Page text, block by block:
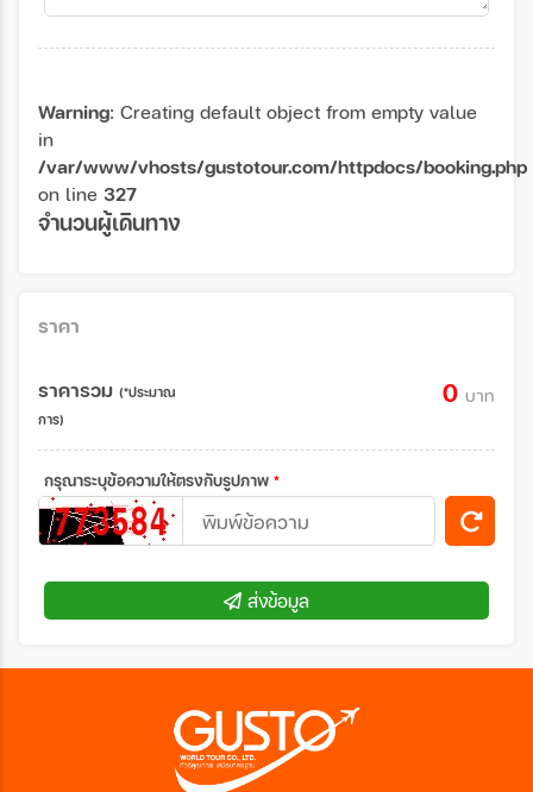
Warning: Creating default object from empty value
in
/var/www/vhosts/gustotour.com/httpdocs/booking.php
on line 327
จำนวนผู้เดินทาง
ราคา
ราคารวม (*ประมาณ
การ)
0 บาท
กรุณาระบุข้อความให้ตรงกับรูปภาพ *
ส่งข้อมูล